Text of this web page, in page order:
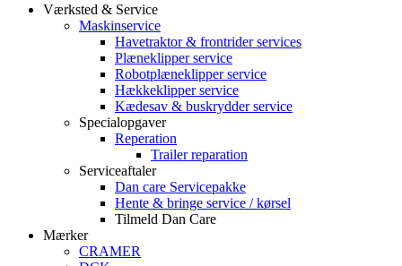
Værksted & Service
Maskinservice
Havetraktor & frontrider services
Plæneklipper service
Robotplæneklipper service
Hækkeklipper service
Kædesav & buskrydder service
Specialopgaver
Reperation
Trailer reparation
Serviceaftaler
Dan care Servicepakke
Hente & bringe service / kørsel
Tilmeld Dan Care
Mærker
CRAMER